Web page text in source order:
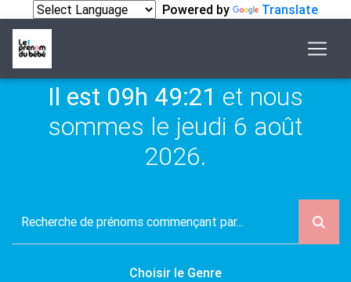
Powered by Translate
Il est 09h 49:21 et nous
sommes le jeudi 6 août
2026.
Choisir le Genre